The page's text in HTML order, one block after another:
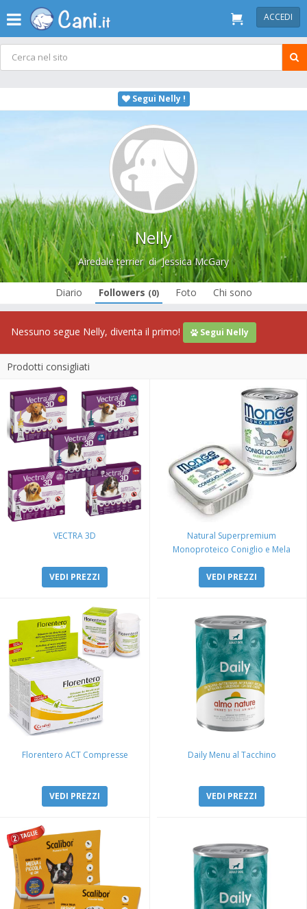
ACCEDI
Segui Nelly !
Nelly
Airedale terrierdiJessica McGary
Diario Followers (0) Foto Chi sono
Nessuno segue Nelly, diventa il primo! Segui Nelly
Prodotti consigliati
VECTRA 3D
VEDI PREZZI
Natural Superpremium
Monoproteico Coniglio e Mela
VEDI PREZZI
Florentero ACT Compresse
VEDI PREZZI
Daily Menu al Tacchino
VEDI PREZZI